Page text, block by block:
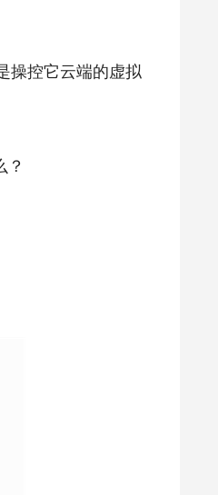
操控它云端的虚拟
？